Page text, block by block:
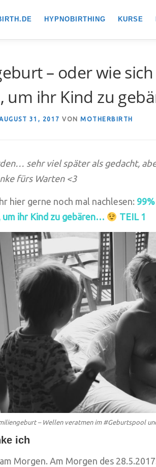
HYPNOBIRTHING KURSE
– oder wie
um ihr Kind zu
31, 2017 VON MOTHERBIRTH
sehr viel später als gedacht,
fürs Warten <3
hier gerne noch mal nachlesen:
um ihr Kind zu gebären…
TEIL 1
– Wellen veratmen im #Geburtspool
ich
Morgen. Am Morgen des